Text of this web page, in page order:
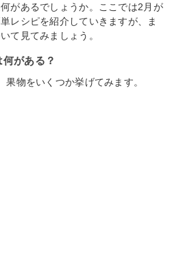
があるでしょうか。ここでは2月が
レシピを紹介していきますが、ま
て見てみましょう。
がある？
物をいくつか挙げてみます。